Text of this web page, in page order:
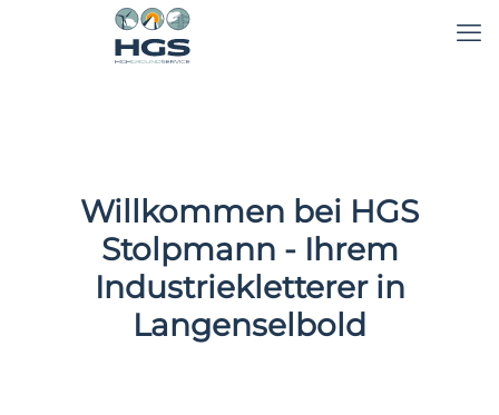
Willkommen bei HGS
Stolpmann - Ihrem
Industriekletterer in
Langenselbold